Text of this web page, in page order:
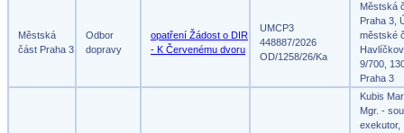
Městská
část Praha 3
Odbor
dopravy
opatření Žádost o DIR
- K Červenému dvoru
UMCP3
448887/2026
OD/1258/26/Ka
Městská
Praha 3,
městské
9/700,
Praha 3
Kubis
Mgr. -
exekutor,